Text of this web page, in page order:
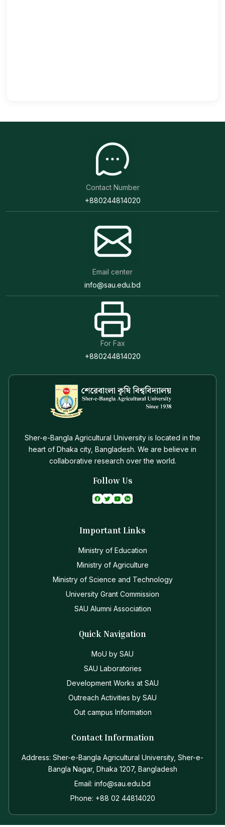
Contact Number
+880244814020
Email center
info@sau.edu.bd
For Fax
+880244814020
Sher-e-Bangla Agricultural University is located in the
heart of Dhaka city, Bangladesh. We are believe in
collaborative research over the world.
Follow Us
Important Links
Ministry of Education
Ministry of Agriculture
Ministry of Science and Technology
University Grant Commission
SAU Alumni Association
Quick Navigation
MoU by SAU
SAU Laboratories
Development Works at SAU
Outreach Activities by SAU
Out campus Information
Contact Information
Address: Sher-e-Bangla Agricultural University, Sher-e-
Bangla Nagar, Dhaka 1207, Bangladesh
Email: info@sau.edu.bd
Phone: +88 02 44814020